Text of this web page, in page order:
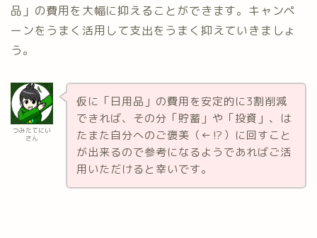
品」の費用を大幅に抑えることができます。キャンペ
ーンをうまく活用して支出をうまく抑えていきましょ
う。
つみたてにい
さん
仮に「日用品」の費用を安定的に3割削減
できれば、その分「貯蓄」や「投資」、は
たまた自分へのご褒美（←⁉）に回すこと
が出来るので参考になるようであればご活
用いただけると幸いです。